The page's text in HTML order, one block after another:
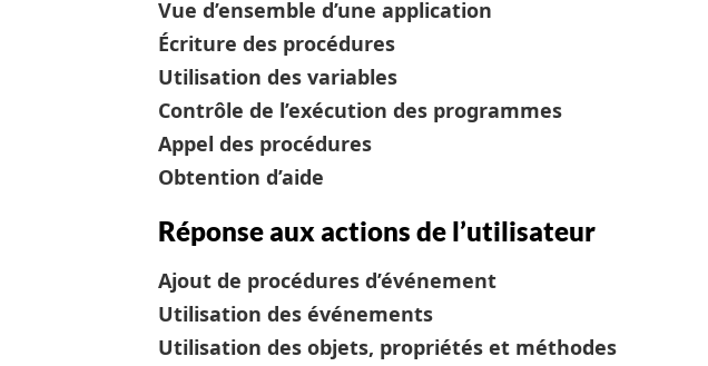
Vue d’ensemble d’une application
Écriture des procédures
Utilisation des variables
Contrôle de l’exécution des programmes
Appel des procédures
Obtention d’aide
Réponse aux actions de l’utilisateur
Ajout de procédures d’événement
Utilisation des événements
Utilisation des objets, propriétés et méthodes